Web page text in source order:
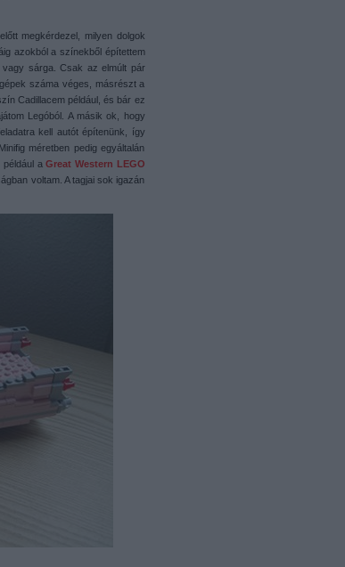
megkérdezel, milyen dolgok
azokból a színekből építettem
sárga. Csak az elmúlt pár
száma véges, másrészt a
Cadillacem például, és bár ez
Legóból. A másik ok, hogy
kell autót építenünk, így
méretben pedig egyáltalán
például aGreat Western LEGO
voltam. A tagjai sok igazán